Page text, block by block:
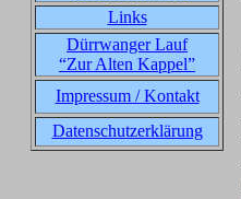
Links
Dürrwanger Lauf
“Zur Alten Kappel”
Impressum / Kontakt
Datenschutzerklärung